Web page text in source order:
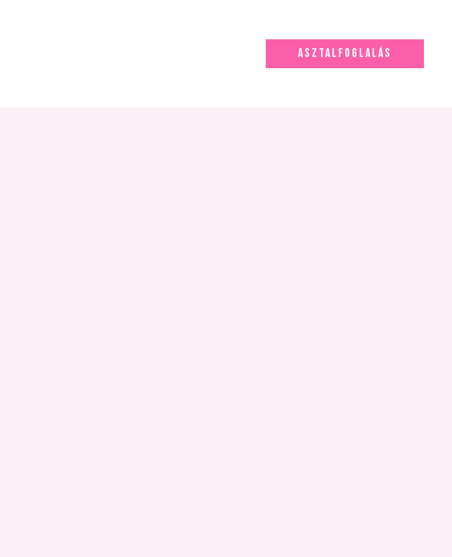
ASZTALFOGLALÁS